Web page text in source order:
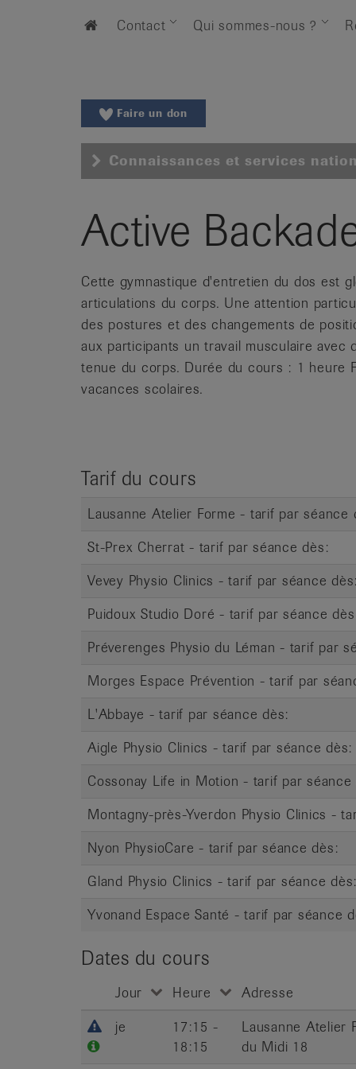
Home
Contact Qui sommes-nous ?
Faire un don
Connaissances et services
Active
Cette gymnastique d'entretien du dos est
articulations du corps. Une attention
des postures et des changements de
aux participants un travail musculaire avec
tenue du corps. Durée du cours : 1 heure
vacances scolaires.
Tarif du cours
Lausanne Atelier Forme - tarif par séance
St-Prex Cherrat - tarif par séance dès:
Vevey Physio Clinics - tarif par séance dès:
Puidoux Studio Doré - tarif par séance
Préverenges Physio du Léman - tarif par
Morges Espace Prévention - tarif par
L'Abbaye - tarif par séance dès:
Aigle Physio Clinics - tarif par séance dès:
Cossonay Life in Motion - tarif par séance
Montagny-près-Yverdon Physio Clinics -
Nyon PhysioCare - tarif par séance dès:
Gland Physio Clinics - tarif par séance dès:
Yvonand Espace Santé - tarif par séance
Dates du cours
Jour Heure Adresse
je
17:15 -
18:15
Lausanne Atelier
du Midi 18